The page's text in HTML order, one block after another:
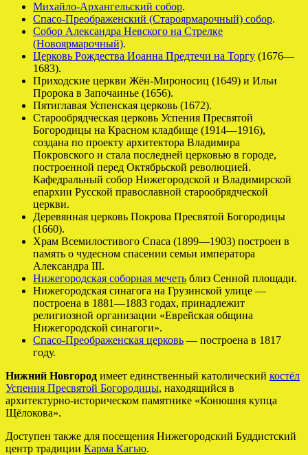
Михайло-Архангельский собор.
Спасо-Преображенский (Староярмарочный) собор.
Собор Александра Невского на Стрелке
(Новоярмарочный).
Церковь Рождества Иоанна Предтечи на Торгу (1676—
1683).
Приходские церкви Жён-Мироносиц (1649) и Ильи
Пророка в Започаинье (1656).
Пятиглавая Успенская церковь (1672).
Старообрядческая церковь Успения Пресвятой
Богородицы на Красном кладбище (1914—1916),
создана по проекту архитектора Владимира
Покровского и стала последней церковью в городе,
построенной перед Октябрьской революцией.
Кафедральный собор Нижегородской и Владимирской
епархии Русской православной старообрядческой
церкви.
Деревянная церковь Покрова Пресвятой Богородицы
(1660).
Храм Всемилостивого Спаса (1899—1903) построен в
память о чудесном спасении семьи императора
Александра III.
Нижегородская соборная мечеть близ Сенной площади.
Нижегородская синагога на Грузинской улице —
построена в 1881—1883 годах, принадлежит
религиозной организации «Еврейская община
Нижегородской синагоги».
Спасо-Преображенская церковь — построена в 1817
году.
Нижний Новгород имеет единственный католический костёл
Успения Пресвятой Богородицы, находящийся в
архитектурно-историческом памятнике «Конюшня купца
Щёлокова».
Доступен также для посещения Нижегородский Буддистский
центр традиции Карма Кагью.